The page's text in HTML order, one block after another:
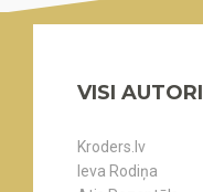
VISI AUTORI
Kroders.lv
Ieva Rodiņa